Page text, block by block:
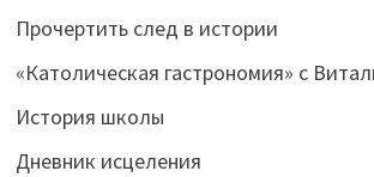
Прочертить след в истории
«Католическая гастрономия» с
История школы
Дневник исцеления